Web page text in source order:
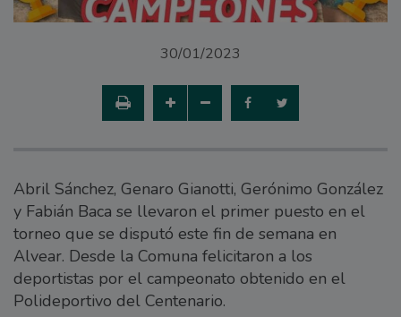
30/01/2023
Abril Sánchez, Genaro Gianotti, Gerónimo González
y Fabián Baca se llevaron el primer puesto en el
torneo que se disputó este fin de semana en
Alvear. Desde la Comuna felicitaron a los
deportistas por el campeonato obtenido en el
Polideportivo del Centenario.